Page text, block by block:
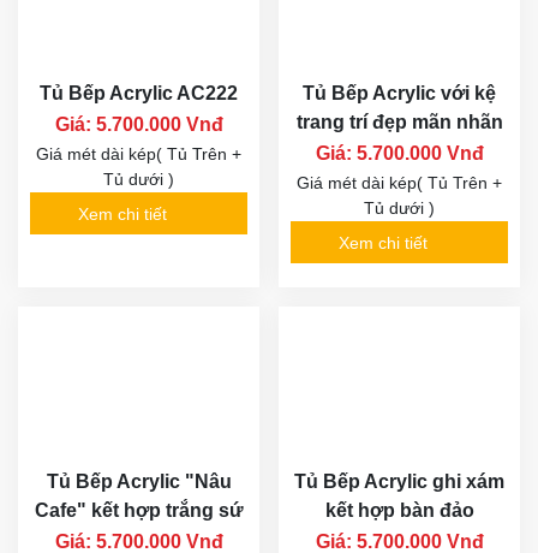
Tủ Bếp Acrylic AC222
Giá: 5.700.000 Vnđ
Giá mét dài kép( Tủ Trên +
Tủ dưới )
Xem chi tiết
Tủ Bếp Acrylic với kệ
trang trí đẹp mãn nhãn
Giá: 5.700.000 Vnđ
Giá mét dài kép( Tủ Trên +
Tủ dưới )
Xem chi tiết
Tủ Bếp Acrylic "Nâu
Cafe" kết hợp trắng sứ
Giá: 5.700.000 Vnđ
Tủ Bếp Acrylic ghi xám
kết hợp bàn đảo
Giá: 5.700.000 Vnđ